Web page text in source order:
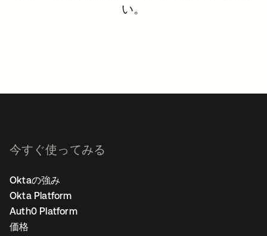
い。
今すぐ使ってみる
Oktaの強み
Okta Platform
Auth0 Platform
価格